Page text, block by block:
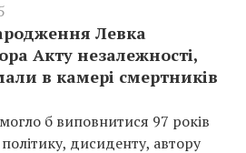
Левка
Акту незалежності,
в камері смертників
б виповнитися 97 років
дисиденту, автору